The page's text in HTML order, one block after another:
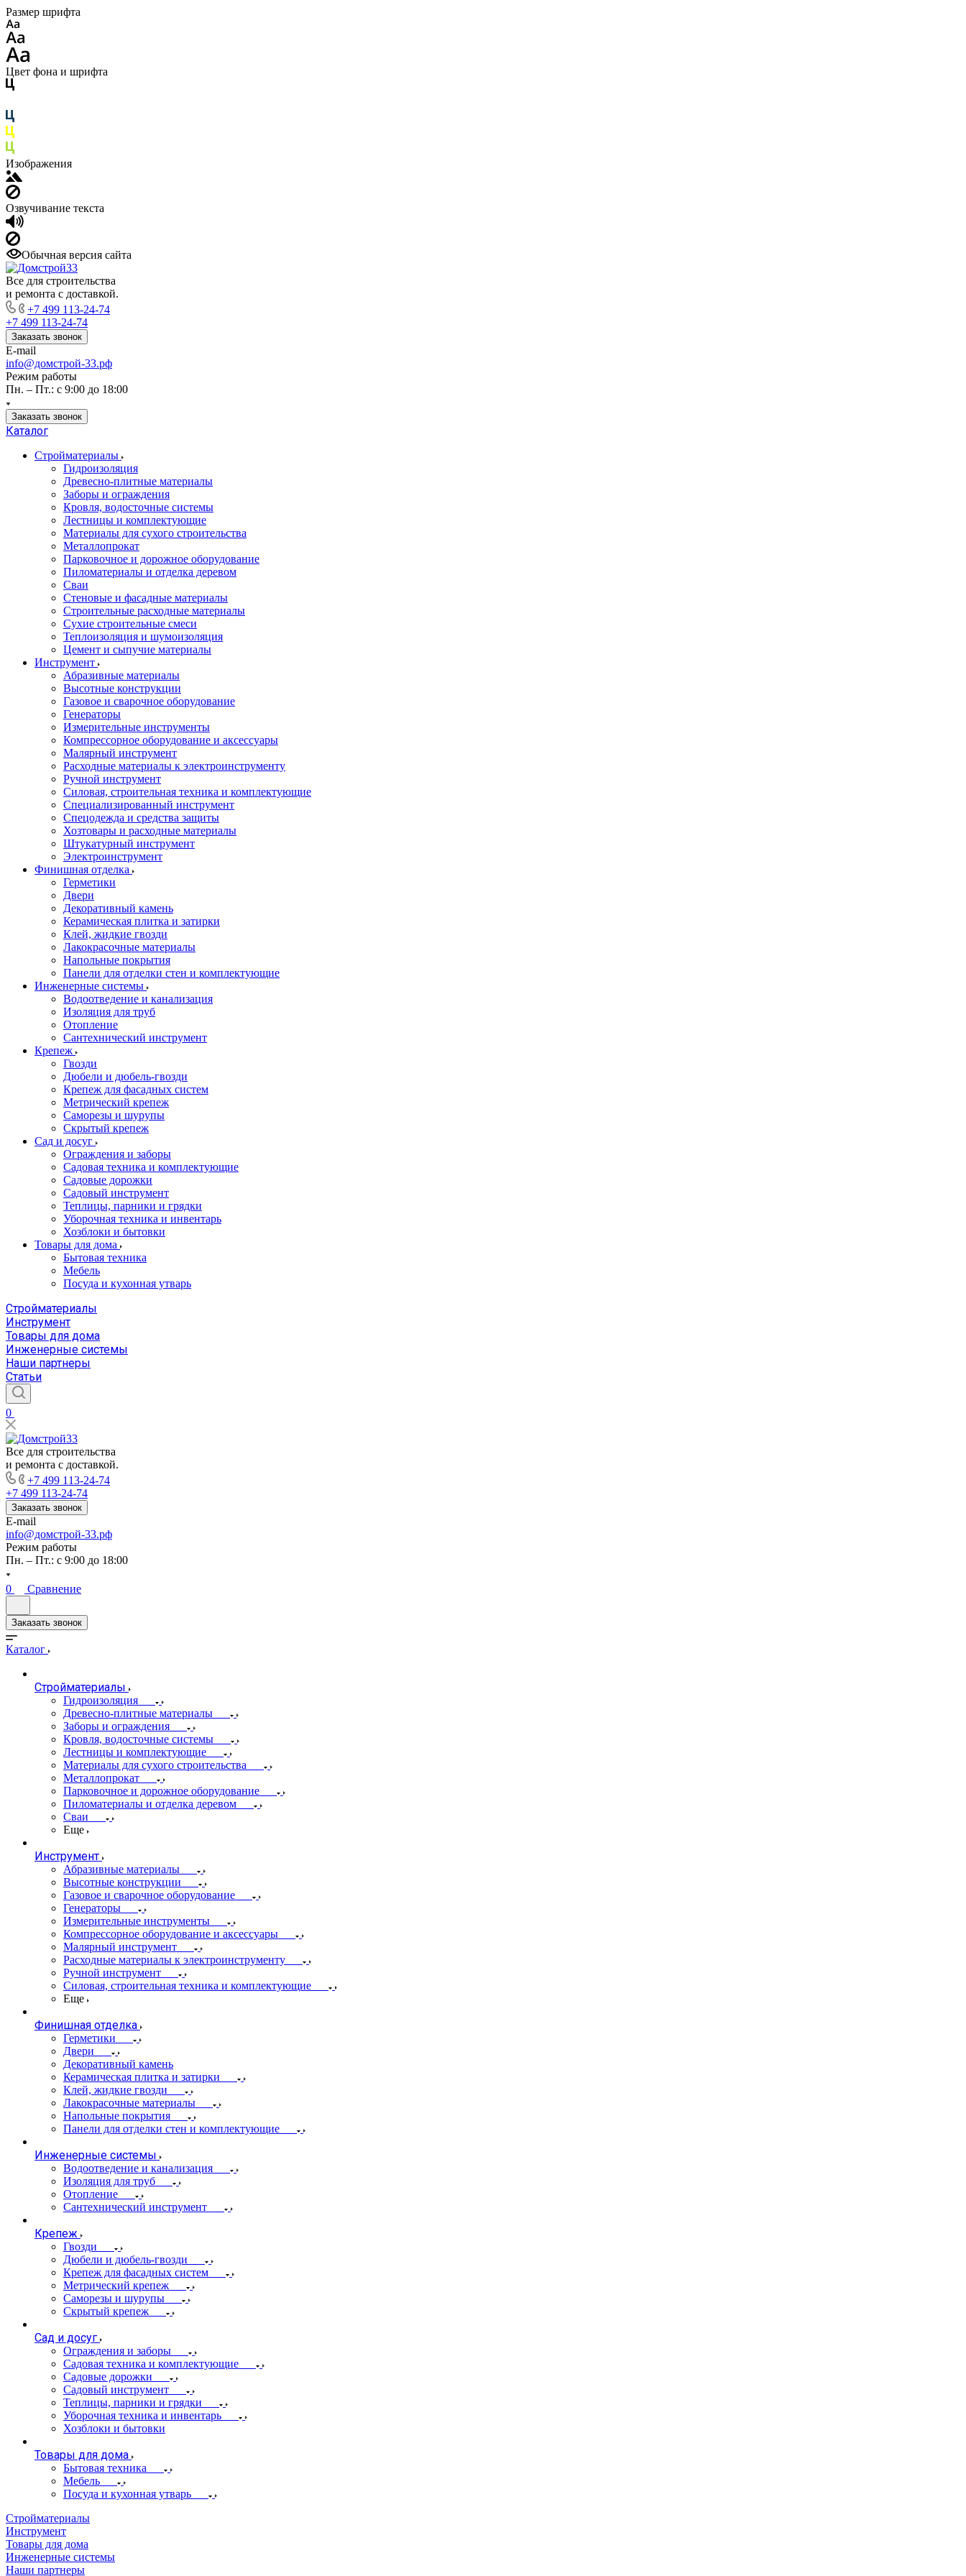
Размер шрифта
Цвет фона и шрифта
Изображения
Озвучивание текста
Обычная версия сайта
Все для строительства
и ремонта с доставкой.
+7 499 113-24-74
+7 499 113-24-74
Заказать звонок
E-mail
info@домстрой-33.рф
Режим работы
Пн. – Пт.: с 9:00 до 18:00
Заказать звонок
Каталог
Стройматериалы
Гидроизоляция
Древесно-плитные материалы
Заборы и ограждения
Кровля, водосточные системы
Лестницы и комплектующие
Материалы для сухого строительства
Металлопрокат
Парковочное и дорожное оборудование
Пиломатериалы и отделка деревом
Сваи
Стеновые и фасадные материалы
Строительные расходные материалы
Сухие строительные смеси
Теплоизоляция и шумоизоляция
Цемент и сыпучие материалы
Инструмент
Абразивные материалы
Высотные конструкции
Газовое и сварочное оборудование
Генераторы
Измерительные инструменты
Компрессорное оборудование и аксессуары
Малярный инструмент
Расходные материалы к электроинструменту
Ручной инструмент
Силовая, строительная техника и комплектующие
Специализированный инструмент
Спецодежда и средства защиты
Хозтовары и расходные материалы
Штукатурный инструмент
Электроинструмент
Финишная отделка
Герметики
Двери
Декоративный камень
Керамическая плитка и затирки
Клей, жидкие гвозди
Лакокрасочные материалы
Напольные покрытия
Панели для отделки стен и комплектующие
Инженерные системы
Водоотведение и канализация
Изоляция для труб
Отопление
Сантехнический инструмент
Крепеж
Гвозди
Дюбели и дюбель-гвозди
Крепеж для фасадных систем
Метрический крепеж
Саморезы и шурупы
Скрытый крепеж
Сад и досуг
Ограждения и заборы
Садовая техника и комплектующие
Садовые дорожки
Садовый инструмент
Теплицы, парники и грядки
Уборочная техника и инвентарь
Хозблоки и бытовки
Товары для дома
Бытовая техника
Мебель
Посуда и кухонная утварь
Стройматериалы
Инструмент
Товары для дома
Инженерные системы
Наши партнеры
Статьи
0
Все для строительства
и ремонта с доставкой.
+7 499 113-24-74
+7 499 113-24-74
Заказать звонок
E-mail
info@домстрой-33.рф
Режим работы
Пн. – Пт.: с 9:00 до 18:00
0 Сравнение
Заказать звонок
Каталог
Стройматериалы
Гидроизоляция
Древесно-плитные материалы
Заборы и ограждения
Кровля, водосточные системы
Лестницы и комплектующие
Материалы для сухого строительства
Металлопрокат
Парковочное и дорожное оборудование
Пиломатериалы и отделка деревом
Сваи
Еще
Инструмент
Абразивные материалы
Высотные конструкции
Газовое и сварочное оборудование
Генераторы
Измерительные инструменты
Компрессорное оборудование и аксессуары
Малярный инструмент
Расходные материалы к электроинструменту
Ручной инструмент
Силовая, строительная техника и комплектующие
Еще
Финишная отделка
Герметики
Двери
Декоративный камень
Керамическая плитка и затирки
Клей, жидкие гвозди
Лакокрасочные материалы
Напольные покрытия
Панели для отделки стен и комплектующие
Инженерные системы
Водоотведение и канализация
Изоляция для труб
Отопление
Сантехнический инструмент
Крепеж
Гвозди
Дюбели и дюбель-гвозди
Крепеж для фасадных систем
Метрический крепеж
Саморезы и шурупы
Скрытый крепеж
Сад и досуг
Ограждения и заборы
Садовая техника и комплектующие
Садовые дорожки
Садовый инструмент
Теплицы, парники и грядки
Уборочная техника и инвентарь
Хозблоки и бытовки
Товары для дома
Бытовая техника
Мебель
Посуда и кухонная утварь
Стройматериалы
Инструмент
Товары для дома
Инженерные системы
Наши партнеры